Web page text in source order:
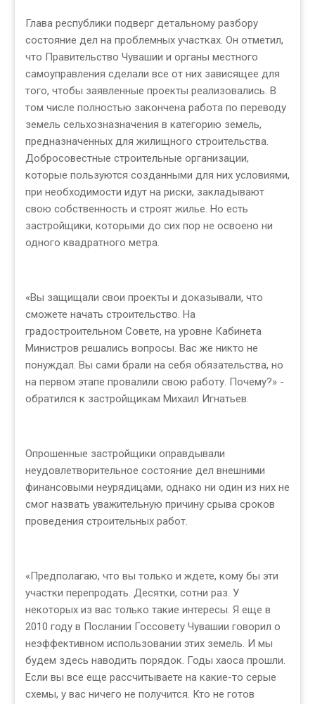
Глава республики подверг детальному разбору
состояние дел на проблемных участках. Он отметил,
что Правительство Чувашии и органы местного
самоуправления сделали все от них зависящее для
того, чтобы заявленные проекты реализовались. В
том числе полностью закончена работа по переводу
земель сельхозназначения в категорию земель,
предназначенных для жилищного строительства.
Добросовестные строительные организации,
которые пользуются созданными для них условиями,
при необходимости идут на риски, закладывают
свою собственность и строят жилье. Но есть
застройщики, которыми до сих пор не освоено ни
одного квадратного метра.
«Вы защищали свои проекты и доказывали, что
сможете начать строительство. На
градостроительном Совете, на уровне Кабинета
Министров решались вопросы. Вас же никто не
понуждал. Вы сами брали на себя обязательства, но
на первом этапе провалили свою работу. Почему?» -
обратился к застройщикам Михаил Игнатьев.
Опрошенные застройщики оправдывали
неудовлетворительное состояние дел внешними
финансовыми неурядицами, однако ни один из них не
смог назвать уважительную причину срыва сроков
проведения строительных работ.
«Предполагаю, что вы только и ждете, кому бы эти
участки перепродать. Десятки, сотни раз. У
некоторых из вас только такие интересы. Я еще в
2010 году в Послании Госсовету Чувашии говорил о
неэффективном использовании этих земель. И мы
будем здесь наводить порядок. Годы хаоса прошли.
Если вы все еще рассчитываете на какие-то серые
схемы, у вас ничего не получится. Кто не готов